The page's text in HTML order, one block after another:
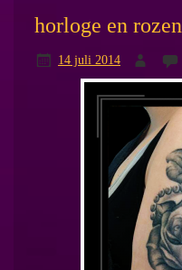
horloge en rozen
14 juli 2014